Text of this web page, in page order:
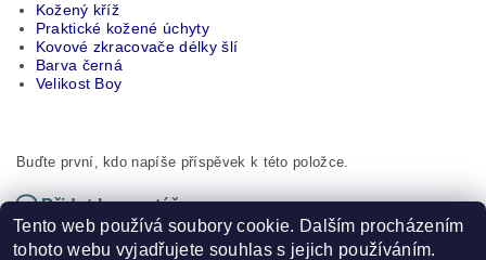
Kožený kříž
Praktické kožené úchyty
Kovové zkracovače délky šlí
Barva černá
Velikost Boy
Buďte první, kdo napíše příspěvek k této položce.
Přidat komentář
Tento web používá soubory cookie. Dalším procházením
tohoto webu vyjadřujete souhlas s jejich používáním.